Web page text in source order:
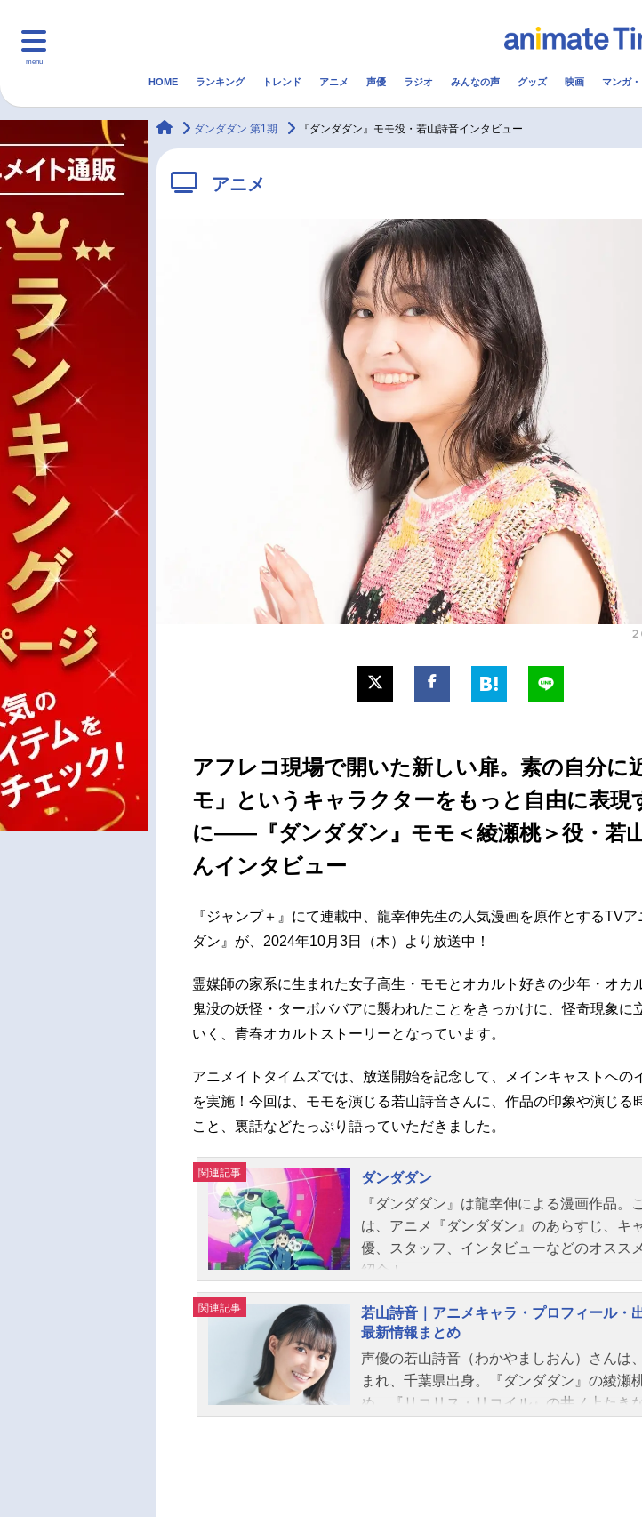
menu
マンガ・ラノベ ゲーム・アプリ
アニメ記事一覧
声優記事一覧
アニメ映画一覧
実写化映画一覧
男性声優/女性声優一覧
HOME ランキング トレンド アニメ 声優 ラジオ みんなの声 グッズ 映画 マンガ
animateTimes
ダンダダン 第1期 『ダンダダン』モモ役・若山詩音インタビュー
アニメ
アフレコ現場で開いた新しい扉。素の自分に
モ」というキャラクターをもっと自由に表現
に――『ダンダダン』モモ＜綾瀬桃＞役・若
んインタビュー
『ジャンプ＋』にて連載中、龍幸伸先生の人気漫画を原作とするTV
ダン』が、2024年10月3日（木）より放送中！
霊媒師の家系に生まれた女子高生・モモとオカルト好きの少年・オカ
鬼没の妖怪・ターボババアに襲われたことをきっかけに、怪奇現象に
いく、青春オカルトストーリーとなっています。
アニメイトタイムズでは、放送開始を記念して、メインキャストへの
を実施！今回は、モモを演じる若山詩音さんに、作品の印象や演じる
こと、裏話などたっぷり語っていただきました。
関連記事
ダンダダン
『ダンダダン』は龍幸伸による漫画作品。
は、アニメ『ダンダダン』のあらすじ、キ
優、スタッフ、インタビューなどのオスス
紹介！
関連記事
若山詩音｜アニメキャラ・プロフィール・
最新情報まとめ
声優の若山詩音（わかやましおん）さんは
まれ、千葉県出身。『ダンダダン』の綾瀬
め、『リコリス・リコイル』の井ノ上たき